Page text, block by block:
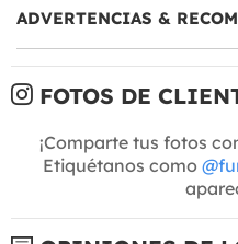
ADVERTENCIAS &
FOTOS DE
¡Comparte tus fotos
Etiquétanos como